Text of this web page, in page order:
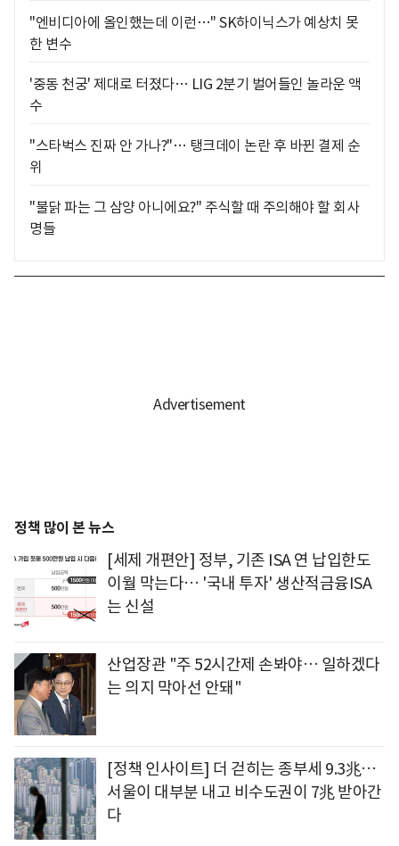
"엔비디아에 올인했는데 이런…" SK하이닉스가 예상치 못
한 변수
'중동 천궁' 제대로 터졌다… LIG 2분기 벌어들인 놀라운 액
수
"스타벅스 진짜 안 가나?"… 탱크데이 논란 후 바뀐 결제 순
위
"불닭 파는 그 삼양 아니에요?" 주식할 때 주의해야 할 회사
명들
정책 많이 본 뉴스
[세제 개편안] 정부, 기존 ISA 연 납입한도
이월 막는다… '국내 투자' 생산적금융ISA
는 신설
산업장관 "주 52시간제 손봐야… 일하겠다
는 의지 막아선 안돼"
[정책 인사이트] 더 걷히는 종부세 9.3兆…
서울이 대부분 내고 비수도권이 7兆 받아간
다